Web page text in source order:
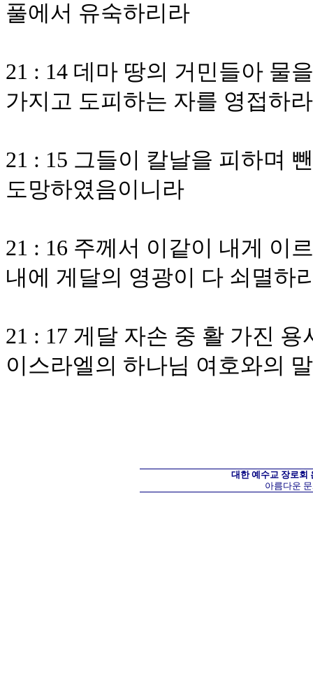
풀에서 유숙하리라
21 : 14 데마 땅의 거민들아 물
가지고 도피하는 자를 영접하라
21 : 15 그들이 칼날을 피하며
도망하였음이니라
21 : 16 주께서 이같이 내게 이
내에 게달의 영광이 다 쇠멸하
21 : 17 게달 자손 중 활 가진
이스라엘의 하나님 여호와의
대한 예수교 장로회
아름다운